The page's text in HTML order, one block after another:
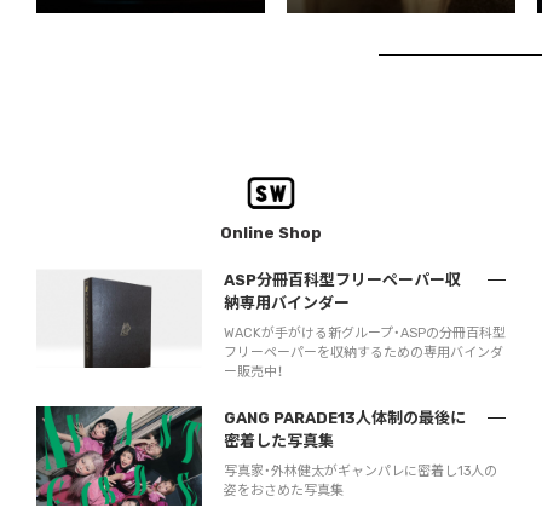
Online Shop
ASP分冊百科型フリーペーパー収
納専用バインダー
WACKが手がける新グループ・ASPの分冊百科型
フリーペーパーを収納するための専用バインダ
ー販売中！
GANG PARADE13人体制の最後に
密着した写真集
写真家・外林健太がギャンパレに密着し13人の
姿をおさめた写真集